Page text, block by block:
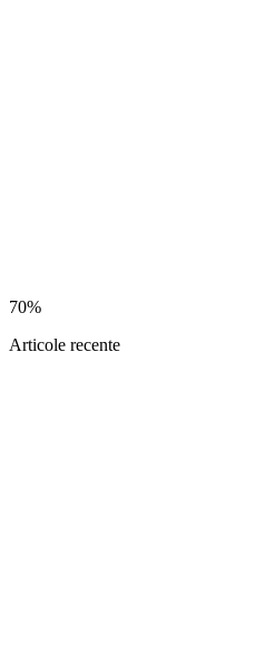
70%
Articole recente